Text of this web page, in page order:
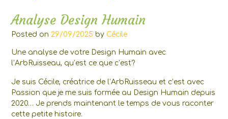
Analyse Design Humain
Posted on 29/09/2025 by Cécile
Une analyse de votre Design Humain avec
l’ArbRuisseau, qu’est ce que c’est?
Je suis Cécile, créatrice de l’ArbRuisseau et c’est avec
Passion que je me suis formée au Design Humain depuis
2020… Je prends maintenant le temps de vous raconter
cette petite histoire.